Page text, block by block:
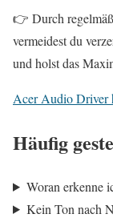
👉 Durch
vermeidest du
und holst das
Acer Audio Driver
Häufig
Woran erkenne
Kein Ton nach